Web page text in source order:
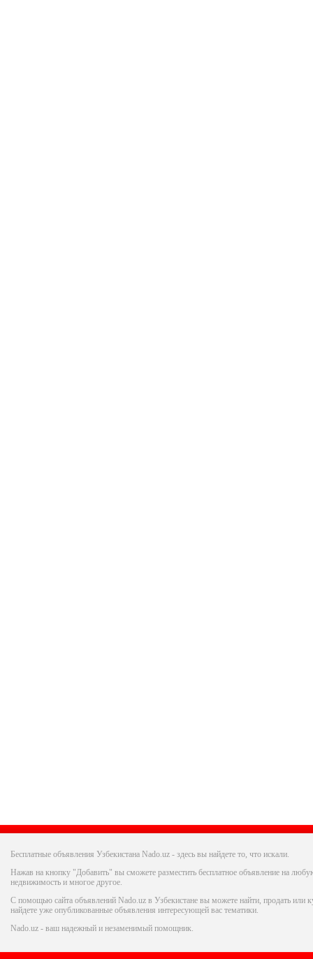
Бесплатные объявления Узбекистана Nado.uz - здесь вы найдете то, что искали.
Нажав на кнопку "Добавить" вы сможете разместить бесплатное объявление на
недвижимость и многое другое.
С помощью сайта объявлений Nado.uz в Узбекистане вы можете найти, продать или
найдете уже опубликованные объявления интересующей вас тематики.
Nado.uz - ваш надежный и незаменимый помощник.